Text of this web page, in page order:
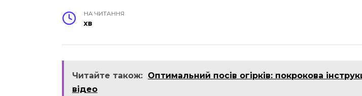
НА ЧИТАННЯ
хв
Читайте також: Оптимальний посів огірків: покрокова
відео